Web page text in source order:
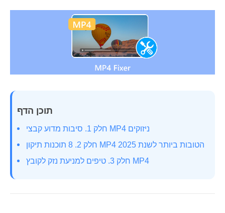
תוכן הדף
חלק 1. סיבות מדוע קבצי MP4 ניזוקים
חלק 2. 8 תוכנות תיקון MP4 הטובות ביותר לשנת 2025
חלק 3. טיפים למניעת נזק לקובץ MP4